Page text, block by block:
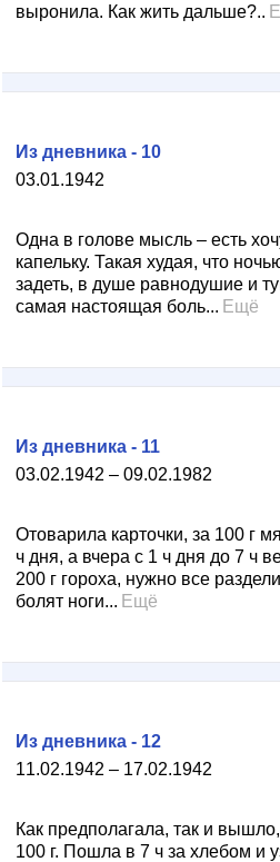
выронила. Как жить дальше?..
03.01.1942
Из дневника - 10
Одна в голове мысль – есть
капельку. Такая худая, что
задеть, в душе равнодушие и
самая настоящая боль... Ещё
03.02.1942 – 09.02.1982
Из дневника - 11
Отоварила карточки, за 100 г
ч дня, а вчера с 1 ч дня до 7 ч
200 г гороха, нужно все
болят ноги... Ещё
11.02.1942 – 17.02.1942
Из дневника - 12
Как предполагала, так и
100 г. Пошла в 7 ч за хлебом и